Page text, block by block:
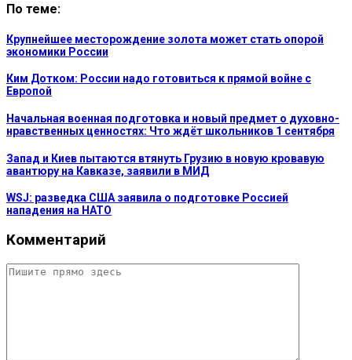
По теме:
Крупнейшее месторождение золота может стать опорой
экономики России
Ким Дотком: России надо готовиться к прямой войне с
Европой
Начальная военная подготовка и новый предмет о духовно-
нравственных ценностях: Что ждёт школьников 1 сентября
Запад и Киев пытаются втянуть Грузию в новую кровавую
авантюру на Кавказе, заявили в МИД
WSJ: разведка США заявила о подготовке Россией
нападения на НАТО
Комментарий